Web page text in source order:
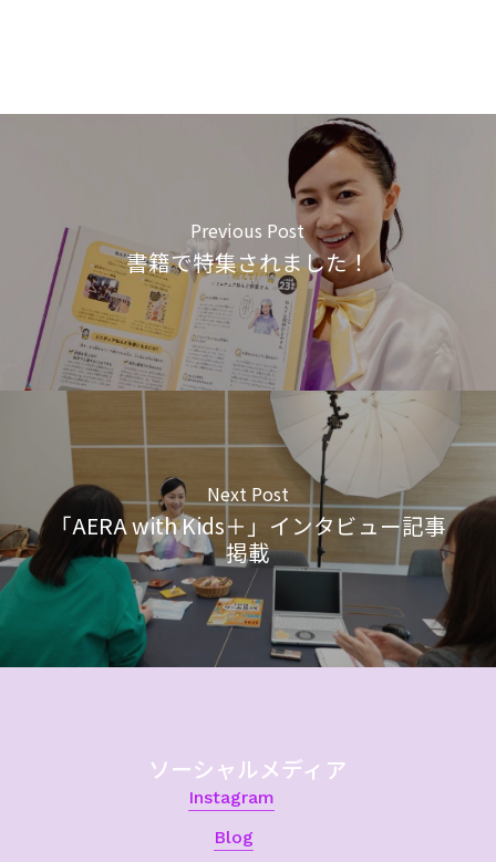
Previous Post
書籍で特集されました！
Next Post
「AERA with Kids＋」インタビュー記事
掲載
ソーシャルメディア
Instagram
Blog